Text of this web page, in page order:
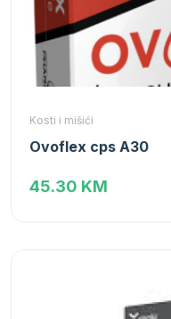
Kosti i mišići
Ovoflex cps A30
45.30 KM